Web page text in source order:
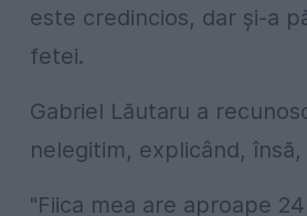
este credincios, dar și-a
fetei.
Gabriel Lăutaru a
nelegitim, explicând,
"Fiica mea are aproape